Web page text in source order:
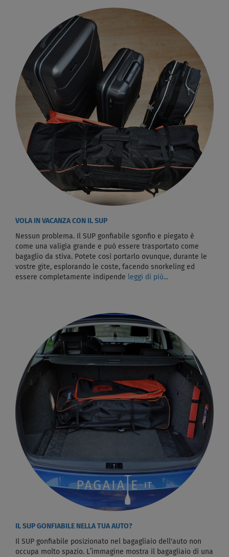
VOLA IN VACANZA CON IL SUP
Nessun problema. Il SUP gonfiabile sgonfio e piegato è
come una valigia grande e può essere trasportato come
bagaglio da stiva. Potete così portarlo ovunque, durante le
vostre gite, esplorando le coste, facendo snorkeling ed
essere completamente indipende leggi di più...
IL SUP GONFIABILE NELLA TUA AUTO?
Il SUP gonfiabile posizionato nel bagagliaio dell'auto non
occupa molto spazio. L’immagine mostra il bagagliaio di una